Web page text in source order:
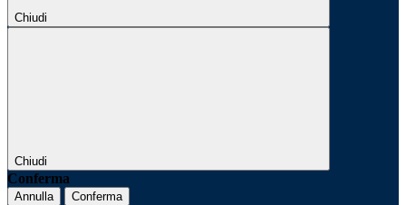
Chiudi
Chiudi
Conferma
Annulla Conferma